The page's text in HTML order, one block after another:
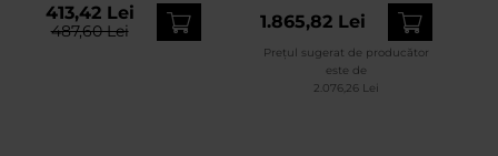
413,42 Lei
487,60 Lei 1.865,82 Lei
Prețul sugerat de producător
este de
2.076,26 Lei